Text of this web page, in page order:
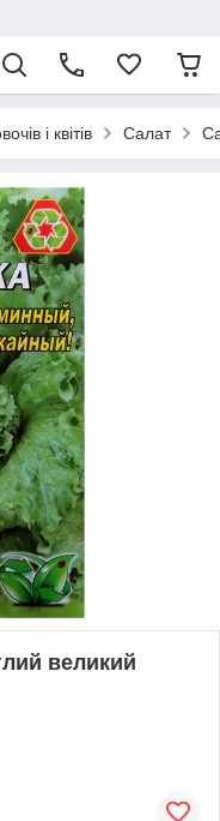
і квітів Салат
великий